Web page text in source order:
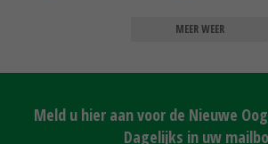
MEER WEER
Meld u hier aan voor de Nieuwe
Dagelijks in uw